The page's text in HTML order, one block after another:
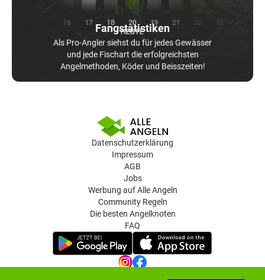
Fangstatistiken
Als Pro-Angler siehst du für jedes Gewässer
und jede Fischart die erfolgreichsten
Angelmethoden, Köder und Beisszeiten!
Datenschutzerklärung
Impressum
AGB
Jobs
Werbung auf Alle Angeln
Community Regeln
Die besten Angelknoten
FAQ